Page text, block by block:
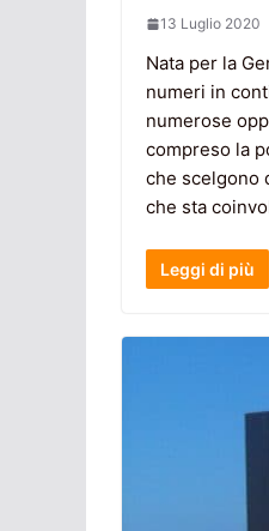
13 Luglio 2020
Nata per la
numeri in
numerose
compreso la
che scelgono
che sta
Leggi di più